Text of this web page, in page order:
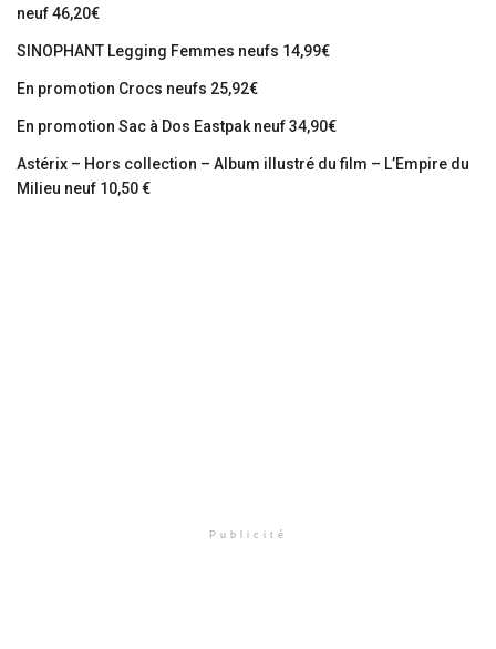
neuf 46,20€
SINOPHANT Legging Femmes neufs 14,99€
En promotion Crocs neufs 25,92€
En promotion Sac à Dos Eastpak neuf 34,90€
Astérix – Hors collection – Album illustré du film – L’Empire du
Milieu neuf 10,50 €
Publicité